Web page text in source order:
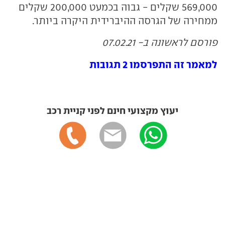
569,000 שקלים - גבוה בכמעט 200,000 שקלים
ממחירה של הגרסה ההיברידית היקרה ביותר.
פורסם לראשונה ב- 07.02.21
למאמר זה התפרסמו 2 תגובות
יעוץ מקצועי חינם לפני קניית רכב